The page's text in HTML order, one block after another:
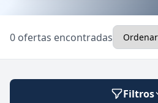
Ubicación
0 ofertas encontradas
Filtros